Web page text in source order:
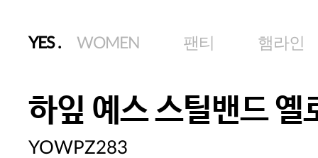
YES. WOMEN 팬티 햄라인
하잎 예스 스틸밴드 옐
YOWPZ283